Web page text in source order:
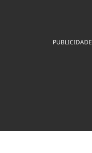
PUBLICIDADE